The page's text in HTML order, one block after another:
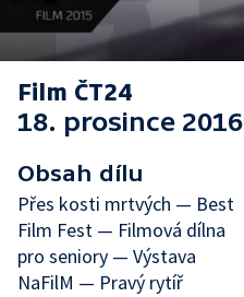
Film ČT24
18. prosince 2016
Obsah dílu
Přes kosti mrtvých — Best
Film Fest — Filmová dílna
pro seniory — Výstava
NaFilM — Pravý rytíř